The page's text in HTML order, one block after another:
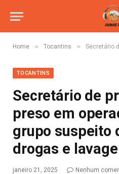
Home » Tocantins » Secretário de prefeitura é
TOCANTINS
Secretário de
preso em
grupo suspeito
drogas e
janeiro 21, 2025 Nenhum